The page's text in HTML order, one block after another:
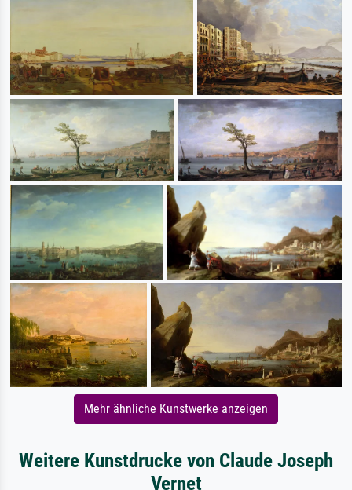
Mehr ähnliche Kunstwerke anzeigen
Weitere Kunstdrucke von Claude Joseph
Vernet